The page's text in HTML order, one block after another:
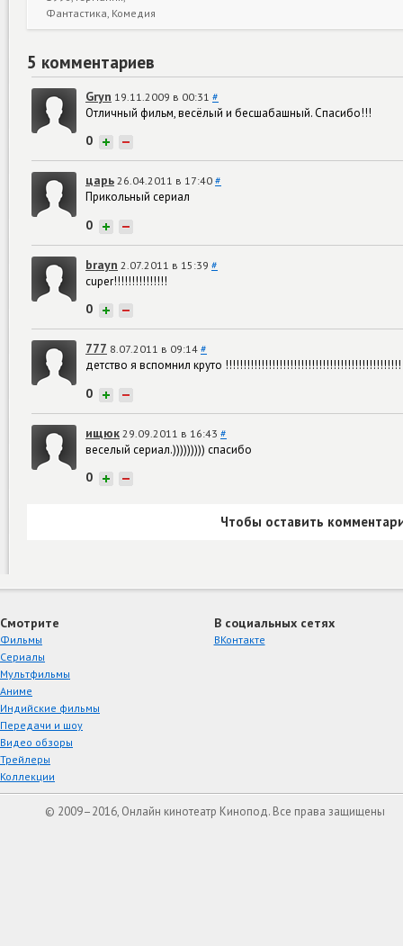
Фантастика, Комедия
5 комментариев
Gryn 19.11.2009 в 00:31 #
Отличный фильм, весёлый и бесшабашный. Спасибо!!!
0 + −
царь 26.04.2011 в 17:40 #
Прикольный сериал
0 + −
brayn 2.07.2011 в 15:39 #
cuper!!!!!!!!!!!!!!!
0 + −
777 8.07.2011 в 09:14 #
детство я вспомнил круто !!!!!!!!!!!!!!!!!!!!!!!!!!!!!!!!!!!!!!!!!!!!!!!!!
0 + −
ищюк 29.09.2011 в 16:43 #
веселый сериал.))))))))) спасибо
0 + −
Чтобы оставить
Смотрите
Фильмы
Сериалы
Мультфильмы
Аниме
Индийские фильмы
Передачи и шоу
Видео обзоры
Трейлеры
Коллекции
В социальных сетях
ВКонтакте
© 2009–2016, Онлайн кинотеатр Кинопод. Все права защищены